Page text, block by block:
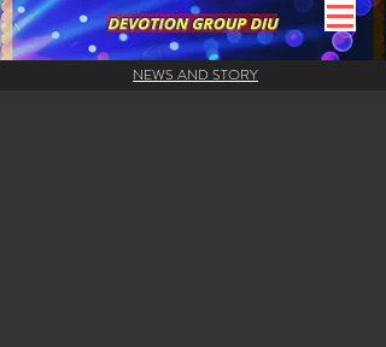
NEWS AND STORY